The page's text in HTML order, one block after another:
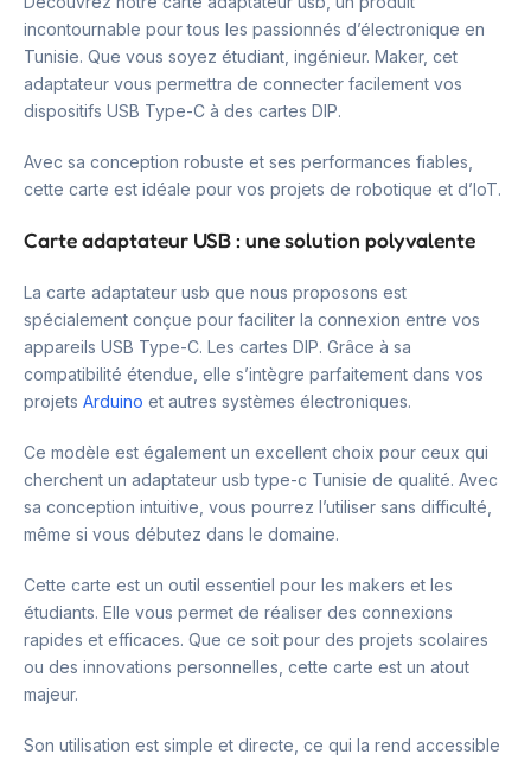
incontournable pour tous les passionnés d’électronique en
Tunisie. Que vous soyez étudiant, ingénieur. Maker, cet
adaptateur vous permettra de connecter facilement vos
dispositifs USB Type-C à des cartes DIP.
Avec sa conception robuste et ses performances fiables,
cette carte est idéale pour vos projets de robotique et d’IoT.
Carte adaptateur USB : une solution polyvalente
La carte adaptateur usb que nous proposons est
spécialement conçue pour faciliter la connexion entre vos
appareils USB Type-C. Les cartes DIP. Grâce à sa
compatibilité étendue, elle s’intègre parfaitement dans vos
projets Arduino et autres systèmes électroniques.
Ce modèle est également un excellent choix pour ceux qui
cherchent un adaptateur usb type-c Tunisie de qualité. Avec
sa conception intuitive, vous pourrez l’utiliser sans difficulté,
même si vous débutez dans le domaine.
Cette carte est un outil essentiel pour les makers et les
étudiants. Elle vous permet de réaliser des connexions
rapides et efficaces. Que ce soit pour des projets scolaires
ou des innovations personnelles, cette carte est un atout
majeur.
Son utilisation est simple et directe, ce qui la rend accessible